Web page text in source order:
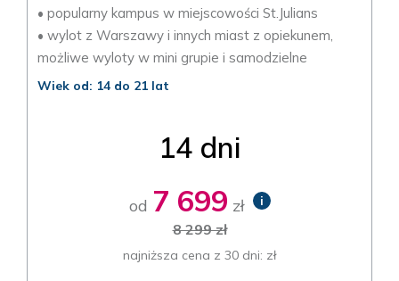
• popularny kampus w miejscowości St.Julians
• wylot z Warszawy i innych miast z opiekunem,
możliwe wyloty w mini grupie i samodzielne
Wiek od: 14 do 21 lat
14 dni
od 7 699 zł i
8 299 zł
najniższa cena z 30 dni: zł